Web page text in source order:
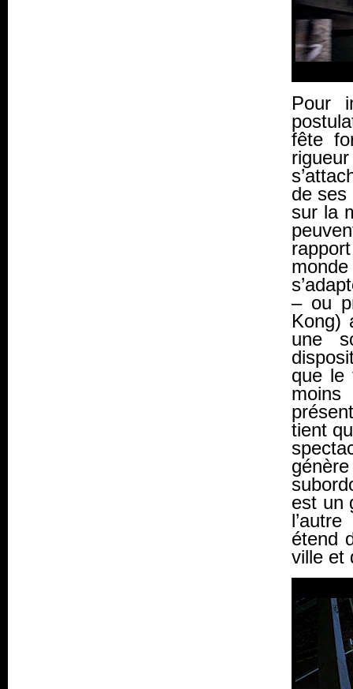
Pour
fête
de ses
sur la
– ou
Kong)
une
que le
tient
est un
étend
ville et